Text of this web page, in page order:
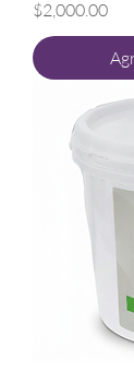
Precio
$2,000.00